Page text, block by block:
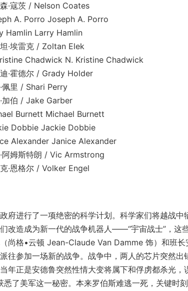
茨 / Nelson Coates
Porro Joseph A. Porro
Larry Hamlin
克 / Zoltan Elek
N. Kristine Chadwick
尔 / Grady Holder
Shari Perry
Jake Garber
Michael Burnett
Jackie Dobbie
Janice Alexander
姆斯特朗 / Vic Armstrong
恩格尔 / Volker Engel
进行了一项绝密的科学计划。科学家们将越战中
改造成为新一代的战争机器人――“宇宙战士”，这
尚格•云顿 Jean-Claude Van Damme 饰）和班
往参加一场新的战争。战争中，两人的芯片突然出
正是安德鲁突然性情大变将属下和俘虏都杀光，
悉了美军这一秘密。本来罗伯斯难逃一死，关键时